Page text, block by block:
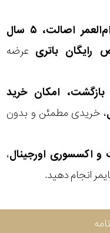
گارانتی مادام‌العمر اصالت، ۵ سال
عرضه
روز مهلت بازگشت، امکان خرید
، خریدی مطمئن و بدون
،
انجام دهید.